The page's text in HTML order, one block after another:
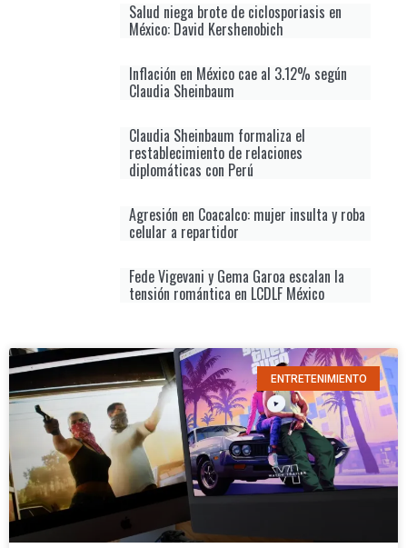
Salud niega brote de ciclosporiasis en
México: David Kershenobich
Inflación en México cae al 3.12% según
Claudia Sheinbaum
Claudia Sheinbaum formaliza el
restablecimiento de relaciones
diplomáticas con Perú
Agresión en Coacalco: mujer insulta y roba
celular a repartidor
Fede Vigevani y Gema Garoa escalan la
tensión romántica en LCDLF México
ENTRETENIMIENTO